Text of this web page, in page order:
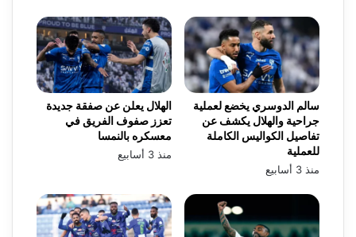
الهلال يعلن عن صفقة جديدة
تعزز صفوف الفريق في
معسكره بالنمسا
منذ 3 أسابيع
سالم الدوسري يخضع لعملية
جراحية والهلال يكشف عن
تفاصيل الكواليس الكاملة
للعملية
منذ 3 أسابيع